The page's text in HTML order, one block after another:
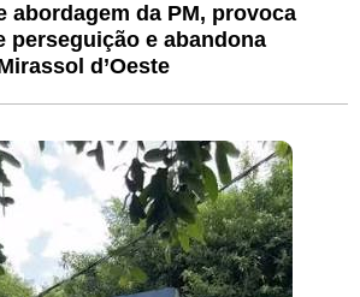
abordagem da PM, provoca
perseguição e abandona
d’Oeste